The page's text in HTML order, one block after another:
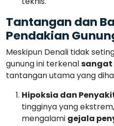
Hipoksia dan
tingginya yang
mengalami gejala
tidak melakukan
Cuaca Tidak Terduga
yangsangat ekstrem
sering kali
pendakian melintasi
dengan celah
Kelelahan Fisik dan